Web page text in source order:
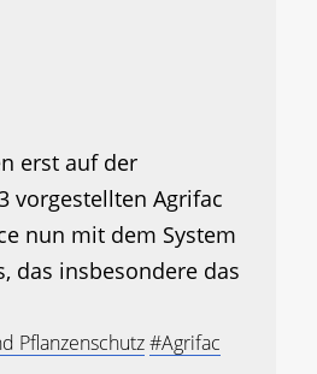
erst auf der
vorgestellten Agrifac
nun mit dem System
das insbesondere das
Pflanzenschutz#Agrifac